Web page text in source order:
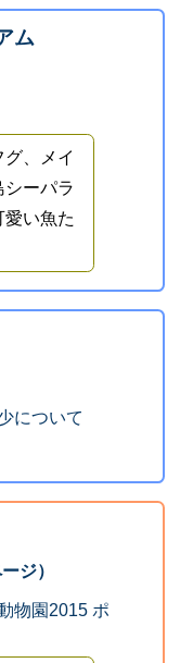
ム
、メイ
シーパラ
愛い魚た
について
ジ）
物園2015 ポ